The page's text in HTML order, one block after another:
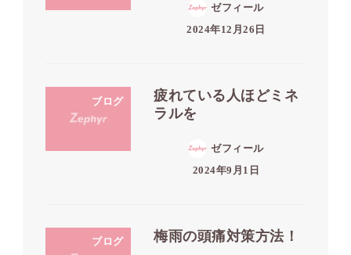
ゼフィール
2024年12月26日
ブログ
疲れている人ほどミネ
ラルを
ゼフィール
2024年9月1日
ブログ 梅雨の頭痛対策方法！